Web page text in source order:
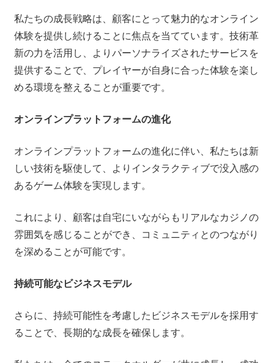
私たちの成長戦略は、顧客にとって魅力的なオンライン
体験を提供し続けることに焦点を当てています。技術革
新の力を活用し、よりパーソナライズされたサービスを
提供することで、プレイヤーが自身に合った体験を楽し
める環境を整えることが重要です。
オンラインプラットフォームの進化
オンラインプラットフォームの進化に伴い、私たちは新
しい技術を駆使して、よりインタラクティブで没入感の
あるゲーム体験を実現します。
これにより、顧客は自宅にいながらもリアルなカジノの
雰囲気を感じることができ、コミュニティとのつながり
を深めることが可能です。
持続可能なビジネスモデル
さらに、持続可能性を考慮したビジネスモデルを採用す
ることで、長期的な成長を確保します。